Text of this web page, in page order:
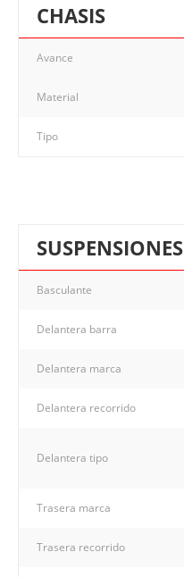
CHASIS
Avance
Material
Tipo
SUSPENSIONES
Basculante
Delantera barra
Delantera marca
Delantera recorrido
Delantera tipo
Trasera marca
Trasera recorrido